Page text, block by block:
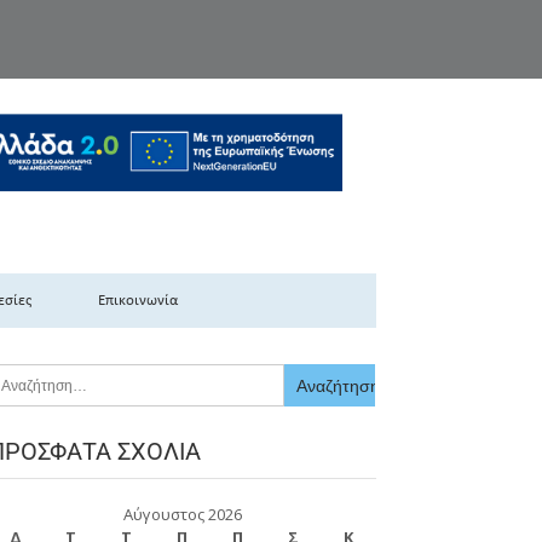
Ελλάδας
Επικοινωνία
ΣΧΌΛΙΑ
Αύγουστος 2026
Δ
Τ Τ Π Π Σ
Κ